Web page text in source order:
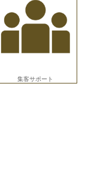
集客サポート